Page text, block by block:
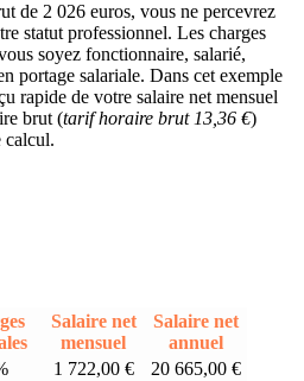
de 2 026 euros, vous ne percevrez
statut professionnel. Les charges
soyez fonctionnaire, salarié,
portage salariale. Dans cet exemple
rapide de votre salaire net mensuel
brut (tarif horaire brut 13,36 €)
calcul.
Salaire net
mensuel
Salaire net
annuel
1 722,00 €
20 665,00 €